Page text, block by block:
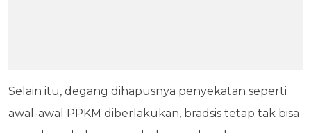
Selain itu, degang dihapusnya penyekatan seperti
awal-awal PPKM diberlakukan, bradsis tetap tak bisa